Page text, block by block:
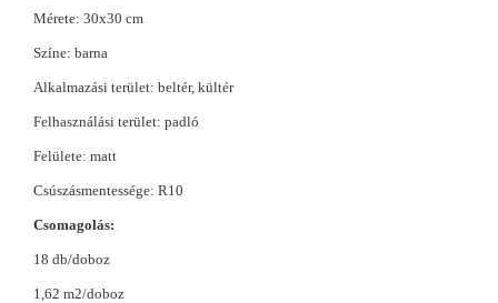
Mérete: 30x30 cm
Színe: barna
Alkalmazási terület: beltér, kültér
Felhasználási terület: padló
Felülete: matt
Csúszásmentessége: R10
Csomagolás:
18 db/doboz
1,62 m2/doboz